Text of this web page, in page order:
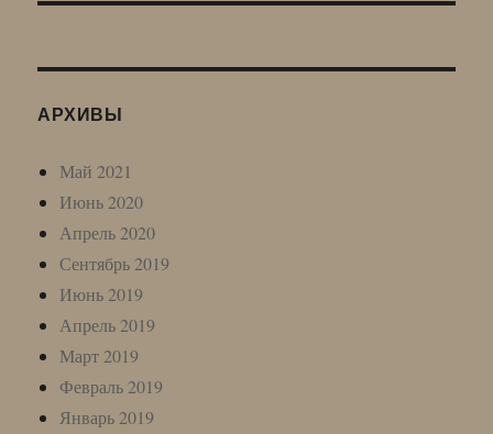
АРХИВЫ
Май 2021
Июнь 2020
Апрель 2020
Сентябрь 2019
Июнь 2019
Апрель 2019
Март 2019
Февраль 2019
Январь 2019